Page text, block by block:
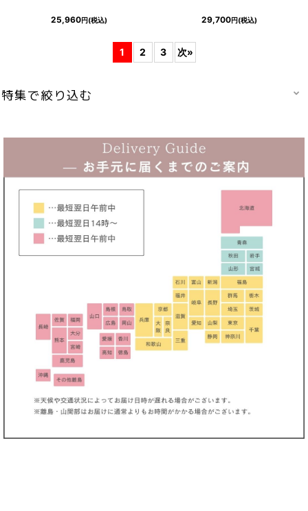
25,960円(税込) 29,700円(税込)
1 2 3 次»
特集で絞り込む
山崎みどりちゃん着用ドレス♪
MIRINちゃん着用ドレス♪
薗田杏奈ちゃん着用ドレス♪
れおちゃん着用ドレス♪
ワンピース / オフィス・通勤（きれいめ・クール）
ワンピース / オフィス・通勤（大人可愛い・フェミニン）
ワンピース / デート・婚活・お見合い
ワンピース / ディナー・アフタヌーンティー